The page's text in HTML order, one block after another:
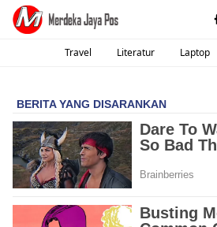
Travel Literatur Laptop